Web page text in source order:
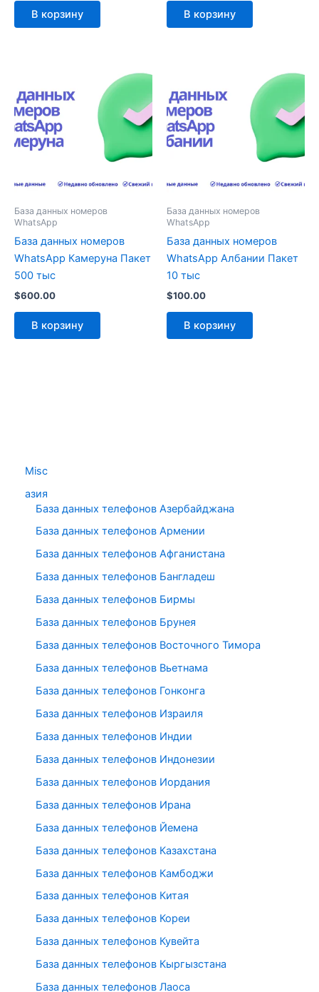
Misc
азия
База данных телефонов Азербайджана
База данных телефонов Армении
База данных телефонов Афганистана
База данных телефонов Бангладеш
База данных телефонов Бирмы
База данных телефонов Брунея
База данных телефонов Восточного Тимора
База данных телефонов Вьетнама
База данных телефонов Гонконга
База данных телефонов Израиля
База данных телефонов Индии
База данных телефонов Индонезии
База данных телефонов Иордания
База данных телефонов Ирана
База данных телефонов Йемена
База данных телефонов Казахстана
База данных телефонов Камбоджи
База данных телефонов Китая
База данных телефонов Кореи
База данных телефонов Кувейта
База данных телефонов Кыргызстана
База данных телефонов Лаоса
В корзину В корзину
База данных номеров
WhatsApp
База данных номеров
WhatsApp Камеруна Пакет
500 тыс
$600.00
В корзину
База данных номеров
WhatsApp
База данных номеров
WhatsApp Албании Пакет
10 тыс
$100.00
В корзину